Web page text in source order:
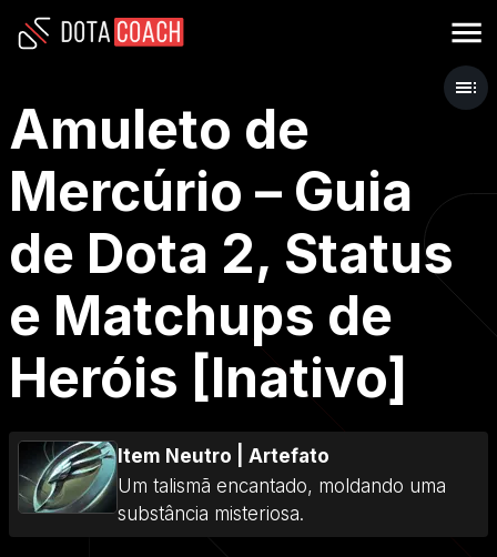
Amuleto de
Mercúrio – Guia
de Dota 2, Status
e Matchups de
Heróis [Inativo]
Item Neutro
Artefato
Um talismã encantado, moldando uma
substância misteriosa.